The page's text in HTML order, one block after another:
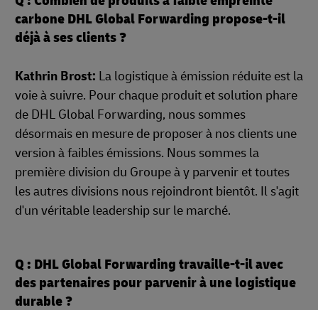
carbone DHL Global Forwarding propose-t-il
déjà à ses clients ?
Kathrin Brost: La logistique à émission réduite est la
voie à suivre. Pour chaque produit et solution phare
de DHL Global Forwarding, nous sommes
désormais en mesure de proposer à nos clients une
version à faibles émissions. Nous sommes la
première division du Groupe à y parvenir et toutes
les autres divisions nous rejoindront bientôt. Il s'agit
d'un véritable leadership sur le marché.
Q : DHL Global Forwarding travaille-t-il avec
des partenaires pour parvenir à une logistique
durable ?